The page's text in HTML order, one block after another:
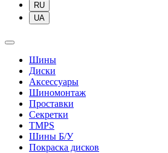
RU
UA
Шины
Диски
Аксессуары
Шиномонтаж
Проставки
Секретки
TMPS
Шины Б/У
Покраска дисков